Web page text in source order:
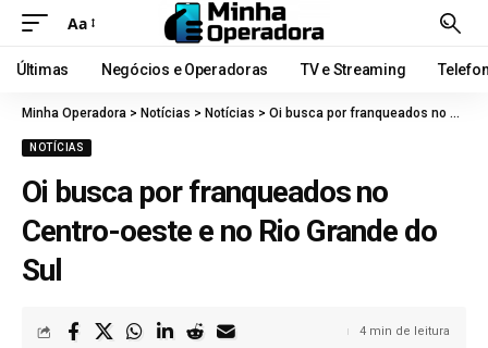
Aa
Últimas Negócios e Operadoras TV e Streaming
Minha Operadora > Notícias > Notícias > Oi busca por franqueados no Centro-oeste e no Rio Grande do Sul
NOTÍCIAS
Oi busca por franqueados no
Centro-oeste e no Rio Grande do
Sul
4 min de leitura